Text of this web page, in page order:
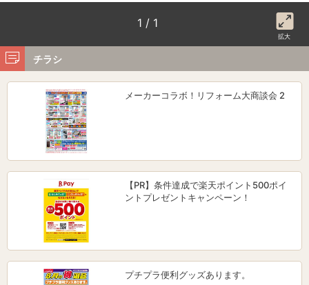
1 / 1
拡大
チラシ
メーカーコラボ！リフォーム大商談会 2
【PR】条件達成で楽天ポイント500ポイ
ントプレゼントキャンペーン！
プチプラ便利グッズあります。